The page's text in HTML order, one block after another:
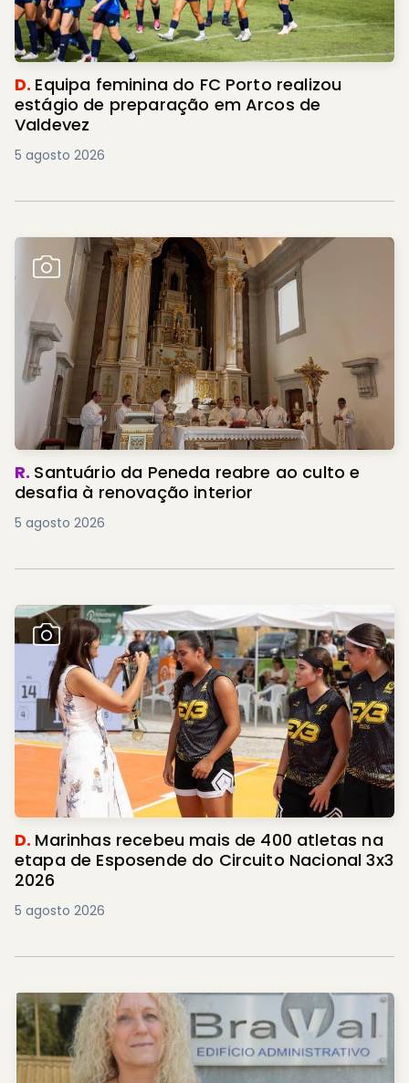
R.Santuário da Peneda reabre ao culto e
desafia à renovação interior
5 agosto 2026
D.Marinhas recebeu mais de 400 atletas na
etapa de Esposende do Circuito Nacional 3x3
2026
5 agosto 2026
B.Braval aposta na sustentabilidade e
melhoria dos serviços prestados
5 agosto 2026